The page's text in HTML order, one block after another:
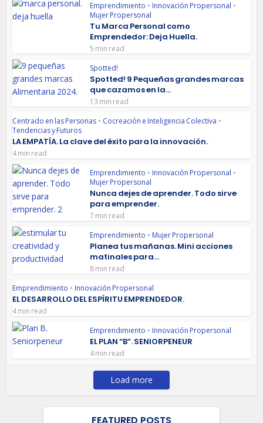
Emprendimiento • Innovación Propersonal •
Mujer Propersonal
Tu Marca Personal como
Emprendedor: Deja Huella.
5 min read
Spotted!
Spotted! 9 Pequeñas grandes marcas
que cazamos en la...
13 min read
Centrado en las Personas • Cocreación e Inteligencia Colectiva •
Tendencias y Futuros
LA EMPATÍA. La clave del éxito para la innovación.
4 min read
Emprendimiento • Innovación Propersonal •
Mujer Propersonal
Nunca dejes de aprender. Todo sirve
para emprender.
7 min read
Emprendimiento • Mujer Propersonal
Planea tus mañanas. Mini acciones
matinales para...
8 min read
Emprendimiento • Innovación Propersonal
EL DESARROLLO DEL ESPÍRITU EMPRENDEDOR.
4 min read
Emprendimiento • Innovación Propersonal
EL PLAN “B”. SENIORPENEUR
4 min read
Load more